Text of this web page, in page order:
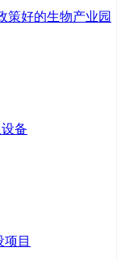
策好的生物产业园
备
目